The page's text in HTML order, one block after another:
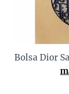
Bolsa Dior